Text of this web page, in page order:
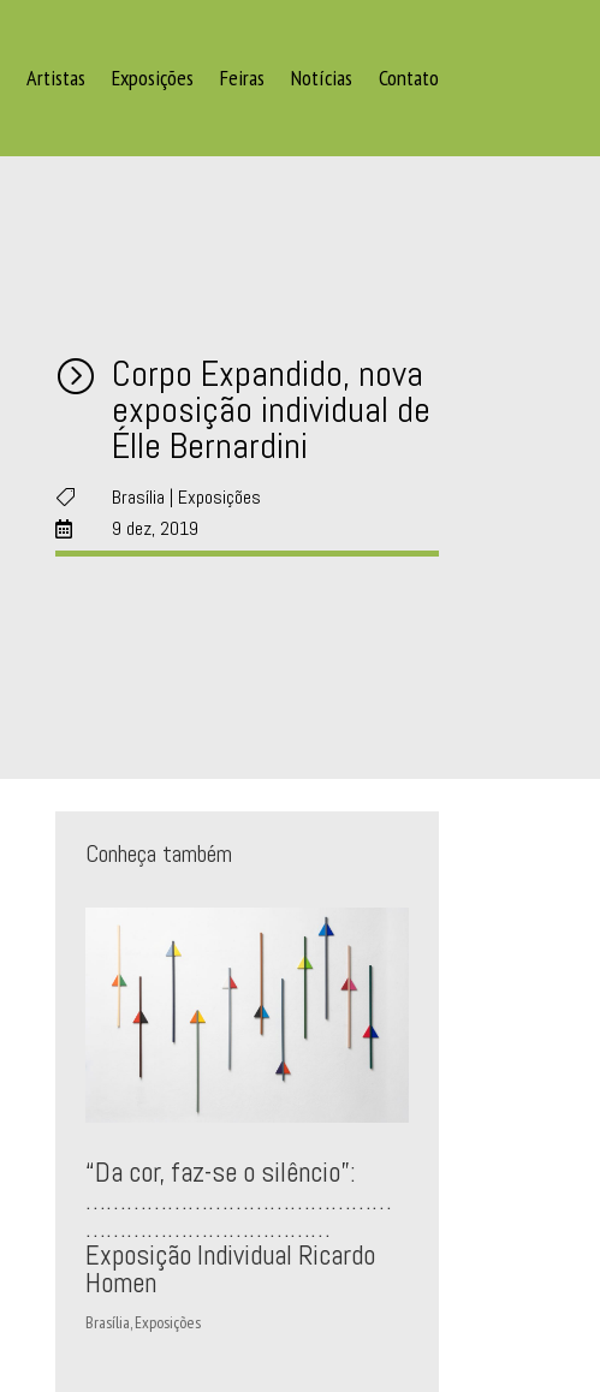
Artistas Exposições Feiras Notícias Contato
= Corpo Expandido, nova
exposição individual de
Élle Bernardini
 Brasília | Exposições
 9 dez, 2019
Conheça também
“Da cor, faz-se o silêncio”:
………………………………………
………………………………
Exposição Individual Ricardo
Homen
Brasília,Exposições